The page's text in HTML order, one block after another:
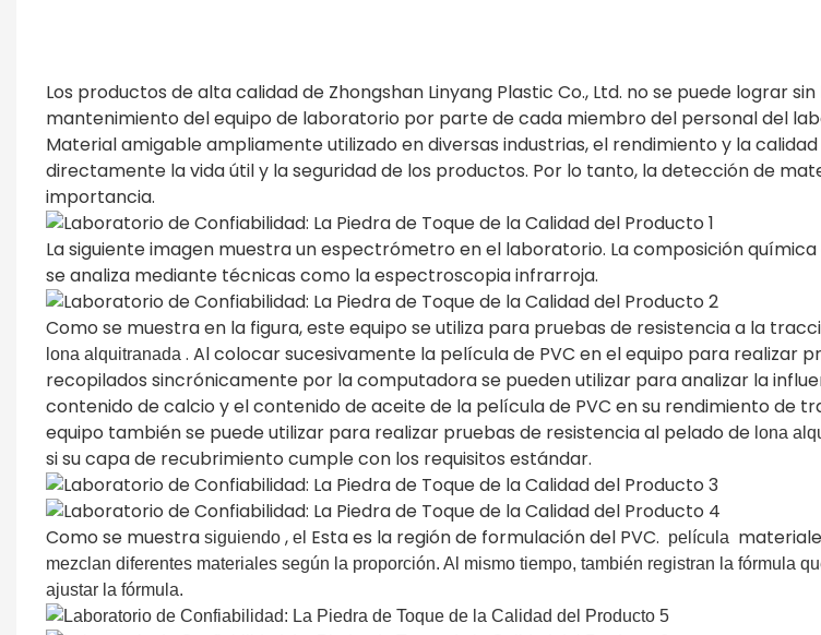
Los productos de alta calidad de Zhongshan Linyang Plastic Co., Ltd. no se puede lograr
mantenimiento del equipo de laboratorio por parte de cada miembro del personal del
Material amigable ampliamente utilizado en diversas industrias, el rendimiento y la
directamente la vida útil y la seguridad de los productos. Por lo tanto, la detección de
importancia.
La siguiente imagen muestra un espectrómetro en el laboratorio. La composición química
se analiza mediante técnicas como la espectroscopia infrarroja.
Como se muestra en la figura, este equipo se utiliza para pruebas de resistencia a la
lona alquitranada . Al colocar sucesivamente la película de PVC en el equipo para realizar
recopilados sincrónicamente por la computadora se pueden utilizar para analizar la
contenido de calcio y el contenido de aceite de la película de PVC en su rendimiento de
equipo también se puede utilizar para realizar pruebas de resistencia al pelado de lona
si su capa de recubrimiento cumple con los requisitos estándar.
Como se muestra siguiendo , el Esta es la región de formulación del PVC. película
mezclan diferentes materiales según la proporción. Al mismo tiempo, también registran la fórmula
ajustar la fórmula.